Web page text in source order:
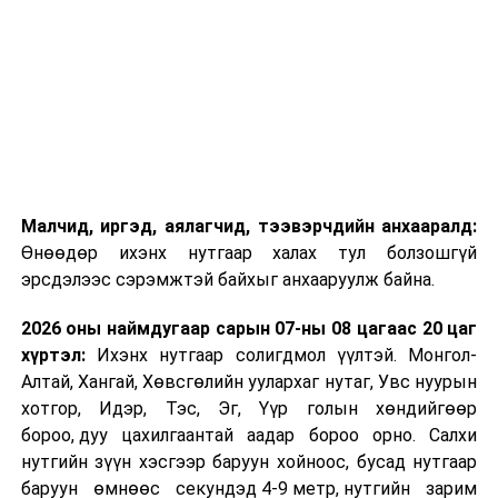
Малчид, иргэд, аялагчид, тээвэрчдийн анхааралд:
Өнөөдөр ихэнх нутгаар халах тул болзошгүй
эрсдэлээс сэрэмжтэй байхыг анхааруулж байна.
2026 оны наймдугаар сарын 07-ны 08 цагаас 20 цаг
хүртэл:Ихэнх нутгаар солигдмол үүлтэй. Монгол-
Алтай, Хангай, Хөвсгөлийн уулархаг нутаг, Увс нуурын
хотгор, Идэр, Тэс, Эг, Үүр голын хөндийгөөр
бороо, дуу цахилгаантай аадар бороо орно. Салхи
нутгийн зүүн хэсгээр баруун хойноос, бусад нутгаар
баруун өмнөөс секундэд 4-9 метр, нутгийн зарим